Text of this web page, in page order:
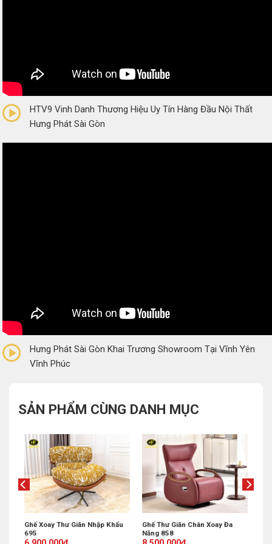
(0 Reviews)
HTV9 Vinh Danh Thương Hiệu Uy Tín Hàng Đầu Nội Thất
Hưng Phát Sài Gòn
(0 Reviews)
Hưng Phát Sài Gòn Khai Trương Showroom Tại Vĩnh Yên
Vĩnh Phúc
SẢN PHẨM CÙNG DANH MỤC
Ghế Xoay Thư Giãn Nhập Khẩu
695
Original
Current
Ghế Thư Giãn Chân Xoay Đa
Năng 858
Original
Current